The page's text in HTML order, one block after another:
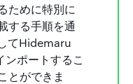
ために特別に
する手順を通
てHidemaru
ポートするこ
とができま